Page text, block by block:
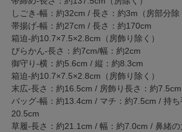
しごき-幅：約32cm / 長さ：約3m（房部分除
帯揚げ-幅：約27cm / 長さ：約170cm
箱迫-約10.7×7.5×2.8cm（房飾り除く）
びらかん-長さ：約7cm/幅：約2cm
御守り-横：約5.6cm / 縦：約8.3cm
箱迫-約10.7×7.5×2.8cm（房飾り除く）
末広-長さ：約16.5cm / 房飾り長さ：約7.5cm
バッグ-幅：約13.4cm / マチ：約7.5cm / 持
20.5cm
草履-長さ：約21.1cm / 幅：約7.0cm / 鼻緒